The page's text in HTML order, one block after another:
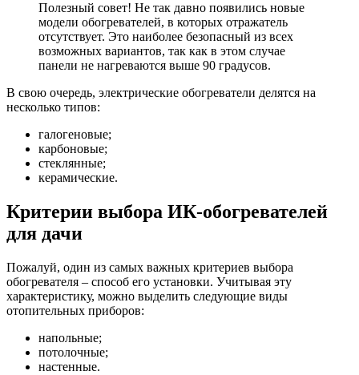
Полезный совет! Не так давно появились новые
модели обогревателей, в которых отражатель
отсутствует. Это наиболее безопасный из всех
возможных вариантов, так как в этом случае
панели не нагреваются выше 90 градусов.
В свою очередь, электрические обогреватели делятся на
несколько типов:
галогеновые;
карбоновые;
стеклянные;
керамические.
Критерии выбора ИК-обогревателей
для дачи
Пожалуй, один из самых важных критериев выбора
обогревателя – способ его установки. Учитывая эту
характеристику, можно выделить следующие виды
отопительных приборов:
напольные;
потолочные;
настенные.